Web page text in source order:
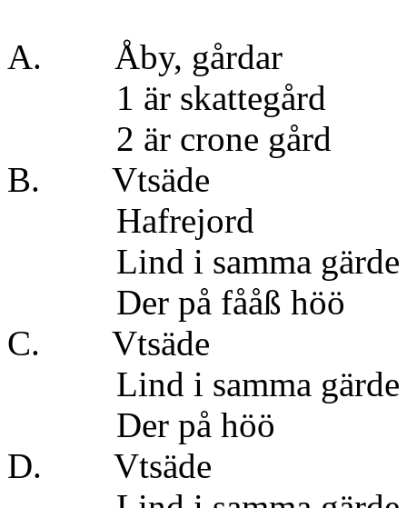
A. Åby, gårdar
1 är
2 är crone
B.
Lind i samma
Der på fååß
C.
Lind i
Der på
D.